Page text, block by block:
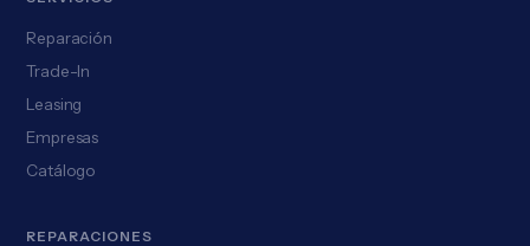
Reparación
Trade-In
Leasing
Empresas
Catálogo
REPARACIONES